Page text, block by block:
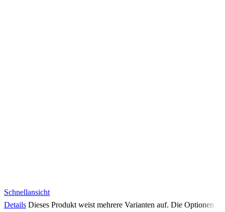
Schnellansicht
Details Dieses Produkt weist mehrere Varianten auf. Die Optionen